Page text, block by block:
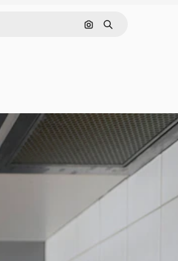
Поиск по изображению
Поиск